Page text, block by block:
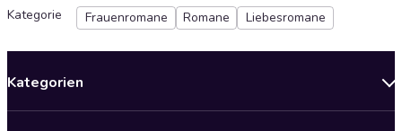
Kategorie
Frauenromane Romane Liebesromane
Kategorien